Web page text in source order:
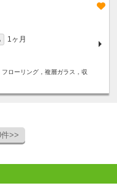
1ヶ月
ローリング，複層ガラス，収
>>